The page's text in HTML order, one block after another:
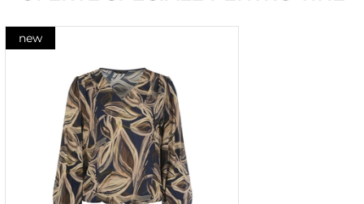
new